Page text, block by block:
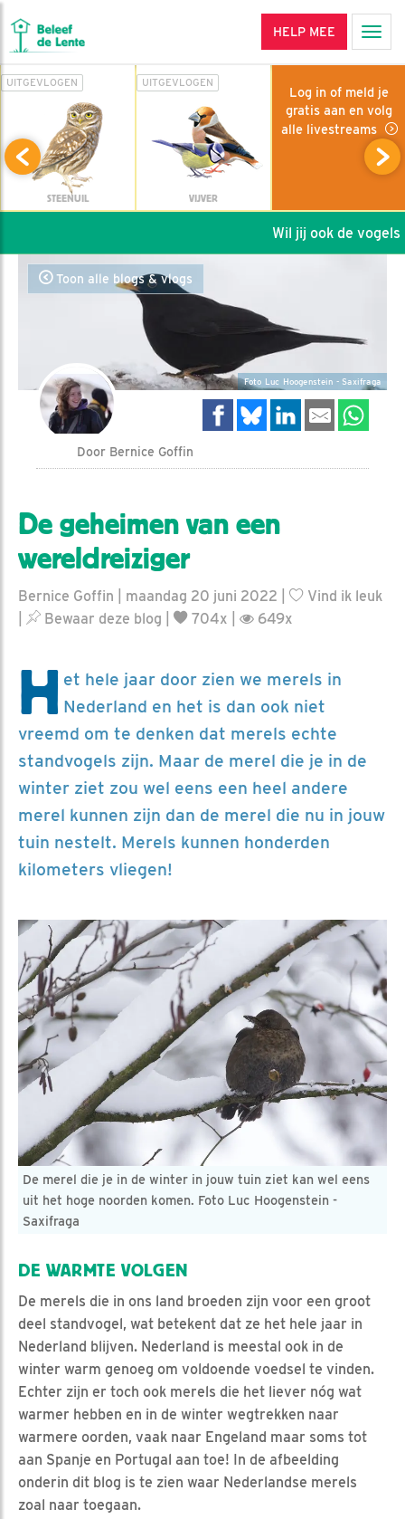
HELP MEE
UITGEVLOGEN
STEENUIL
UITGEVLOGEN
VIJVER
Log in of meld je
gratis aan en volg
alle livestreams
Wil jij ook de vogels
Toon alle blogs & vlogs
Foto Luc Hoogenstein - Saxifraga
Door Bernice Goffin
De geheimen van een
wereldreiziger
Bernice Goffin | maandag 20 juni 2022 |
Vind ik leuk
Bewaar deze blog 704x | 649x
H et hele jaar door zien we merels in
Nederland en het is dan ook niet
vreemd om te denken dat merels echte
standvogels zijn. Maar de merel die je in de
winter ziet zou wel eens een heel andere
merel kunnen zijn dan de merel die nu in jouw
tuin nestelt. Merels kunnen honderden
kilometers vliegen!
De merel die je in de winter in jouw tuin ziet kan wel eens
uit het hoge noorden komen. Foto Luc Hoogenstein -
Saxifraga
DE WARMTE VOLGEN
De merels die in ons land broeden zijn voor een groot
deel standvogel, wat betekent dat ze het hele jaar in
Nederland blijven. Nederland is meestal ook in de
winter warm genoeg om voldoende voedsel te vinden.
Echter zijn er toch ook merels die het liever nóg wat
warmer hebben en in de winter wegtrekken naar
warmere oorden, vaak naar Engeland maar soms tot
aan Spanje en Portugal aan toe! In de afbeelding
onderin dit blog is te zien waar Nederlandse merels
zoal naar toegaan.